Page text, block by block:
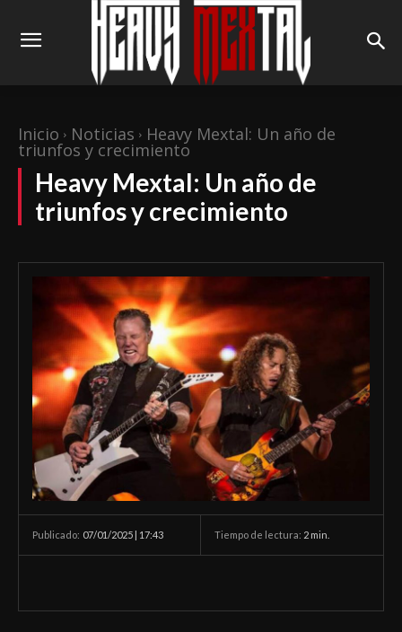
Inicio Noticias Heavy Mextal: Un año de
triunfos y crecimiento
Heavy Mextal: Un año de
triunfos y crecimiento
Publicado: 07/01/2025 | 17:43 Tiempo de lectura: 2 min.